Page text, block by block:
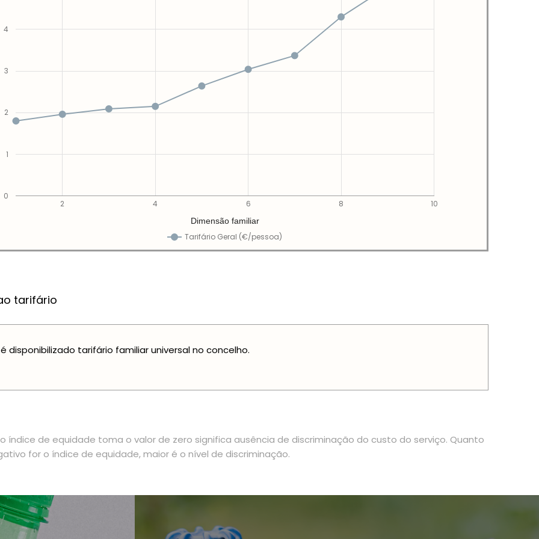
Tarifário Geral (€/pessoa)
2 4 6 8 10
0
1
2
3
4
Dimensão familiar
tarifário
disponibilizado tarifário familiar universal no concelho.
índice de equidade toma o valor de zero significa ausência de discriminação do custo do serviço. Quanto
for o índice de equidade, maior é o nível de discriminação.